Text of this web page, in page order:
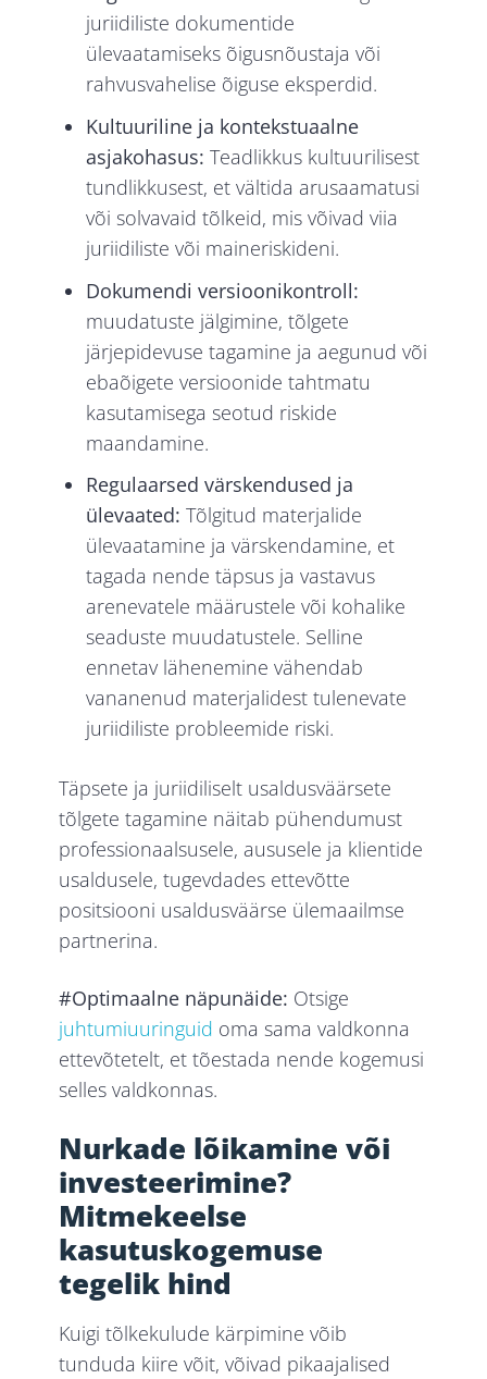
juriidiliste dokumentide
ülevaatamiseks õigusnõustaja või
rahvusvahelise õiguse eksperdid.
Kultuuriline ja kontekstuaalne
asjakohasus:Teadlikkus kultuurilisest
tundlikkusest, et vältida arusaamatusi
või solvavaid tõlkeid, mis võivad viia
juriidiliste või maineriskideni.
Dokumendi versioonikontroll:
muudatuste jälgimine, tõlgete
järjepidevuse tagamine ja aegunud või
ebaõigete versioonide tahtmatu
kasutamisega seotud riskide
maandamine.
Regulaarsed värskendused ja
ülevaated:Tõlgitud materjalide
ülevaatamine ja värskendamine, et
tagada nende täpsus ja vastavus
arenevatele määrustele või kohalike
seaduste muudatustele. Selline
ennetav lähenemine vähendab
vananenud materjalidest tulenevate
juriidiliste probleemide riski.
Täpsete ja juriidiliselt usaldusväärsete
tõlgete tagamine näitab pühendumust
professionaalsusele, aususele ja klientide
usaldusele, tugevdades ettevõtte
positsiooni usaldusväärse ülemaailmse
partnerina.
#Optimaalne näpunäide: Otsige
juhtumiuuringuid oma sama valdkonna
ettevõtetelt, et tõestada nende kogemusi
selles valdkonnas.
Nurkade lõikamine või
investeerimine?
Mitmekeelse
kasutuskogemuse
tegelik hind
Kuigi tõlkekulude kärpimine võib
tunduda kiire võit, võivad pikaajalised